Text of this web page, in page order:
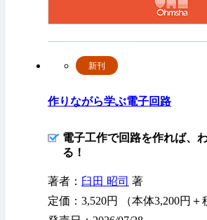
作りながら学ぶ電子回路
新刊
電子工作で回路を作れば、
る！
著者： 臼田 昭司 著
定価：3,520円 （本体3,200円＋